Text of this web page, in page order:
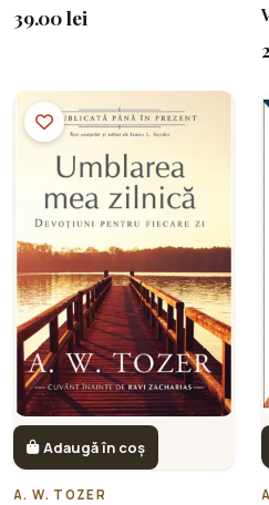
39.00 lei
Adaugă în coș
A. W. TOZER